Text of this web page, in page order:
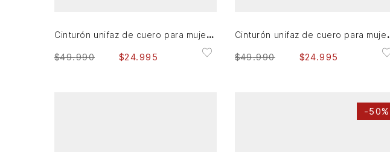
Cinturón unifaz de cuero para mujer Gael
$49.990 $24.995
Cinturón
$49.990 $24.995
-50%